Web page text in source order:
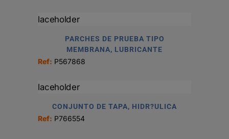
PARCHES DE PRUEBA TIPO
MEMBRANA, LUBRICANTE
Ref: P567868
CONJUNTO DE TAPA, HIDR?ULICA
Ref: P766554